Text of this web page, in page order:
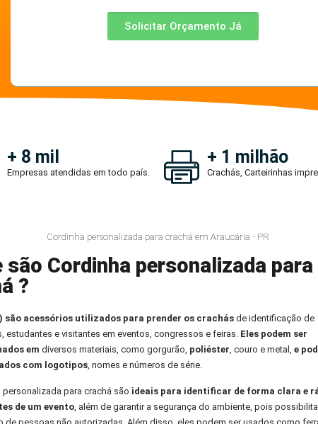
Solicitar Orçamento Já
+ 8 mil
Empresas atendidas em todo país.
+ 1 milhão
Crachás, Carteirinhas
Cordinha personalizada para crachá em Araucária - PR
são Cordinha personalizada para
?
são acessórios utilizados para prender os crachásde identificação de
estudantes e visitantes em eventos, congressos e feiras. Eles podem ser
em diversos materiais, como gorgurão, poliéster, couro e metal, e
com logotipos, nomes e números de série.
personalizada para crachá são ideais para identificar de forma clara e
de um evento, além de garantir a segurança do ambiente, pois